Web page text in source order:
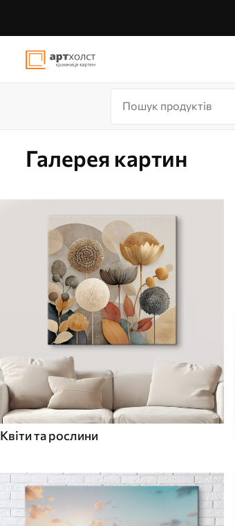
Галерея картин
Квіти та рослини